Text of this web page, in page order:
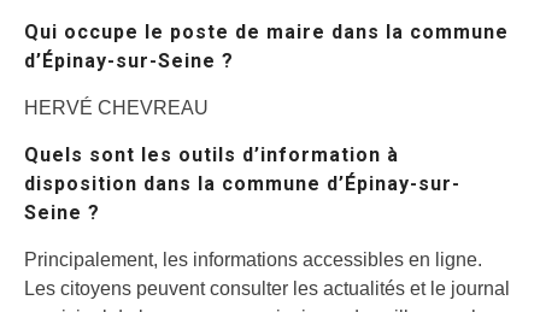
Qui occupe le poste de maire dans la commune
d’Épinay-sur-Seine ?
HERVÉ CHEVREAU
Quels sont les outils d’information à
disposition dans la commune d’Épinay-sur-
Seine ?
Principalement, les informations accessibles en ligne.
Les citoyens peuvent consulter les actualités et le journal